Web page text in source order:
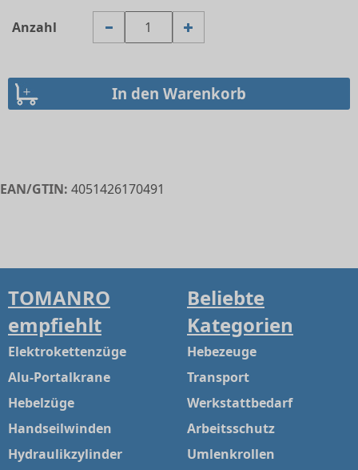
Anzahl
EAN/GTIN: 4051426170491
TOMANRO
empfiehlt
Elektrokettenzüge
Alu-Portalkrane
Hebelzüge
Handseilwinden
Hydraulikzylinder
Beliebte
Kategorien
Hebezeuge
Transport
Werkstattbedarf
Arbeitsschutz
Umlenkrollen